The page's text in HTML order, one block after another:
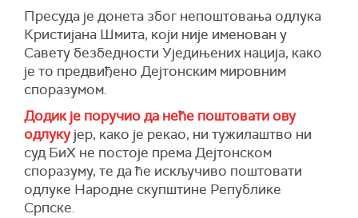
Пресуда је донета због непоштовања одлука
Кристијана Шмита, који није именован у
Савету безбедности Уједињених нација, како
је то предвиђено Дејтонским мировним
споразумом.
Додик је поручио да неће поштовати ову
одлукујер, како је рекао, ни тужилаштво ни
суд БиХ не постоје према Дејтонском
споразуму, те да ће искључиво поштовати
одлуке Народне скупштине Републике
Српске.